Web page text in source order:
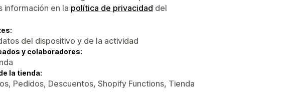
información en la política de privacidad del
del dispositivo y de la actividad
y colaboradores:
la tienda:
Pedidos, Descuentos, Shopify Functions, Tienda